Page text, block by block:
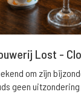
Lost -
om zijn
geen